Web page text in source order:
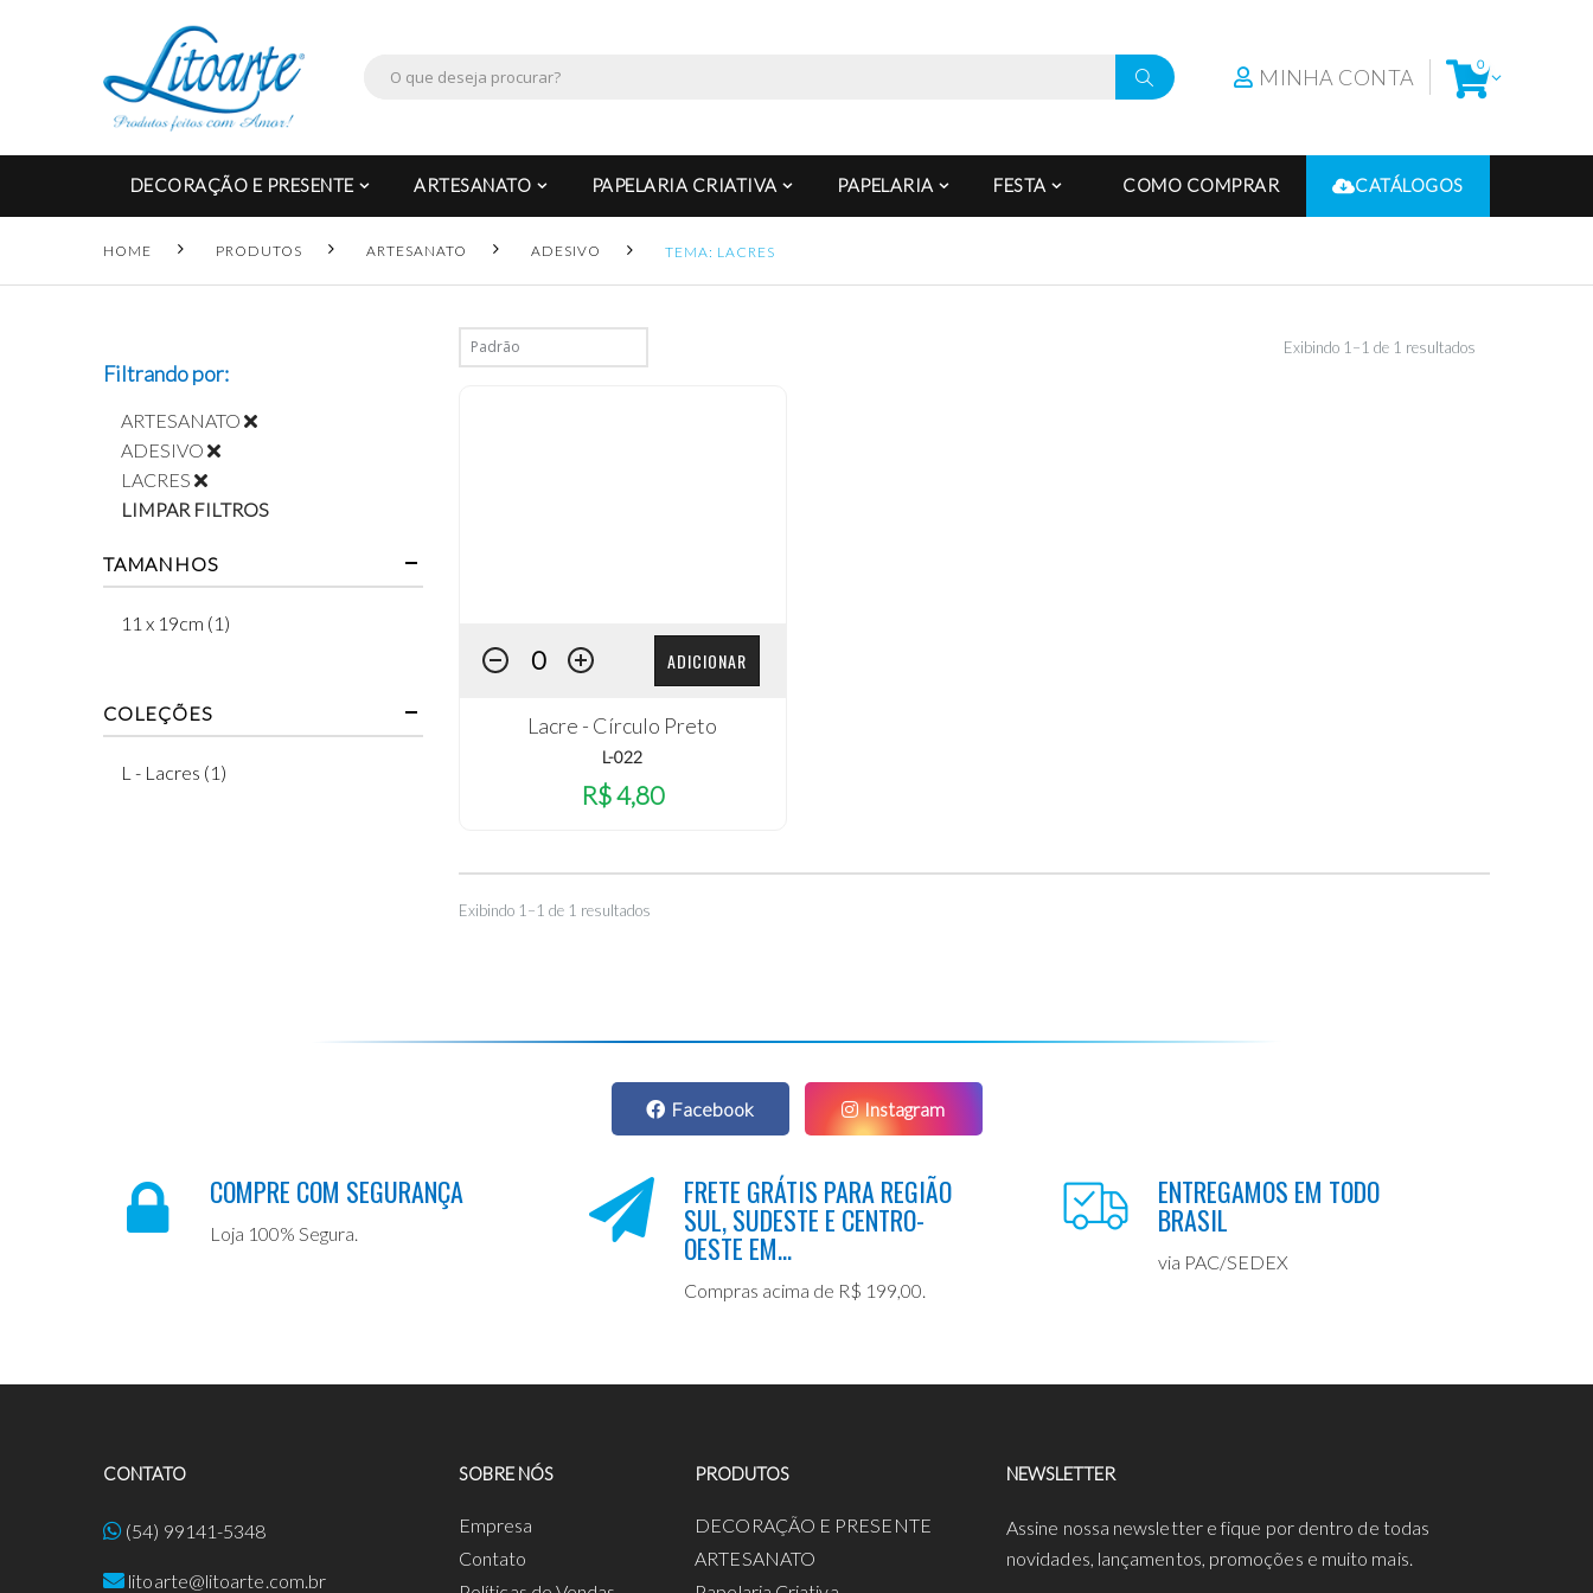
MINHA CONTA 0
DECORAÇÃO E PRESENTE ARTESANATO PAPELARIA CRIATIVA PAPELARIA FESTA COMO COMPRAR CATÁLOGOS
HOME PRODUTOS ARTESANATO ADESIVO TEMA: LACRES
Exibindo 1–1 de 1 resultados
ADICIONAR
Lacre - Círculo Preto
L-022
R$ 4,80
Exibindo 1–1 de 1 resultados
Filtrando por:
ARTESANATO
ADESIVO
LACRES
LIMPAR FILTROS
TAMANHOS
11 x 19cm (1)
COLEÇÕES
L - Lacres (1)
Facebook Instagram
COMPRE COM SEGURANÇA
Loja 100% Segura.
FRETE GRÁTIS PARA REGIÃO
SUL, SUDESTE E CENTRO-
OESTE EM...
Compras acima de R$ 199,00.
ENTREGAMOS EM TODO
BRASIL
via PAC/SEDEX
CONTATO
(54) 99141-5348
litoarte@litoarte.com.br
SOBRE NÓS
Empresa
Contato
PRODUTOS
DECORAÇÃO E PRESENTE
ARTESANATO
NEWSLETTER
Assine nossa newsletter e fique por dentro de todas
novidades, lançamentos, promoções e muito mais.